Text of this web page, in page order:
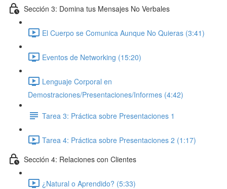
Sección 3: Domina tus Mensajes No Verbales
El Cuerpo se Comunica Aunque No Quieras (3:41)
Eventos de Networking (15:20)
Lenguaje Corporal en
Demostraciones/Presentaciones/Informes (4:42)
Tarea 3: Práctica sobre Presentaciones 1
Tarea 4: Práctica sobre Presentaciones 2 (1:17)
Sección 4: Relaciones con Clientes
¿Natural o Aprendido? (5:33)